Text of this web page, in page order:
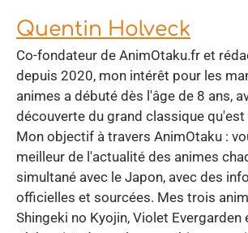
Quentin Holveck
Co-fondateur de AnimOtaku.fr et
depuis 2020, mon intérêt pour les
animes a débuté dès l'âge de 8 ans,
découverte du grand classique qu'est
Mon objectif à travers AnimOtaku :
meilleur de l'actualité des animes
simultané avec le Japon, avec des
officielles et sourcées. Mes trois
Shingeki no Kyojin, Violet Evergarden